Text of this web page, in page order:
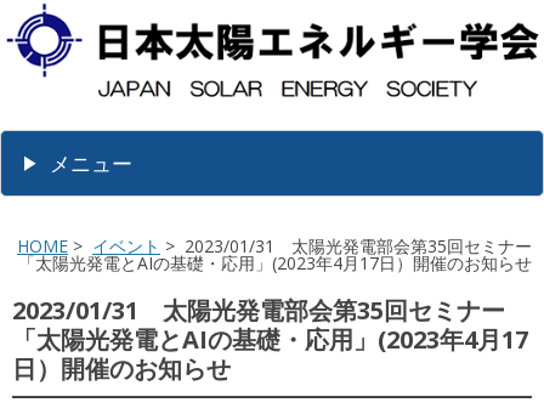
メニュー
HOME > イベント > 2023/01/31 太陽光発電部会第35回セミナー
「太陽光発電とAIの基礎・応用」(2023年4月17日）開催のお知らせ
2023/01/31 太陽光発電部会第35回セミナー
「太陽光発電とAIの基礎・応用」(2023年4月17
日）開催のお知らせ